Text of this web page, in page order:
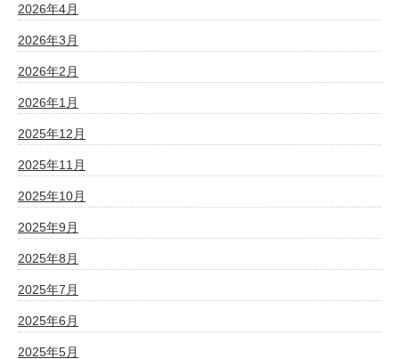
2026年4月
2026年3月
2026年2月
2026年1月
2025年12月
2025年11月
2025年10月
2025年9月
2025年8月
2025年7月
2025年6月
2025年5月